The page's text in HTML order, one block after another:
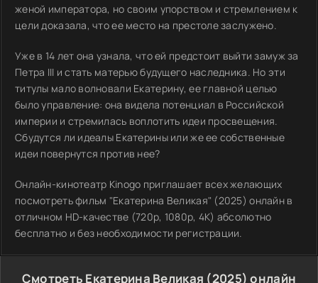
женой императора, но своим упорством и стремлением к
цели доказала, что ее место на престоле заслужено.
Уже в 14 лет она узнала, что ей предстоит выйти замуж за
Петра III и стать матерью будущего наследника. Но эти
титулы мало волновали Екатерину, ее главной целью
было управление: она видела потенциал в Российской
империи и стремилась воплотить идеи просвещения.
Сбудутся ли идеалы Екатерины или же ее собственные
идеи повернутся против нее?
Онлайн-кинотеатр Kinogo приглашает всех желающих
посмотреть фильм "Екатерина Великая" (2025) онлайн в
отличном HD-качестве (720p, 1080p, 4K) абсолютно
бесплатно и без необходимости регистрации.
Смотреть Екатерина Великая (2025) онлайн